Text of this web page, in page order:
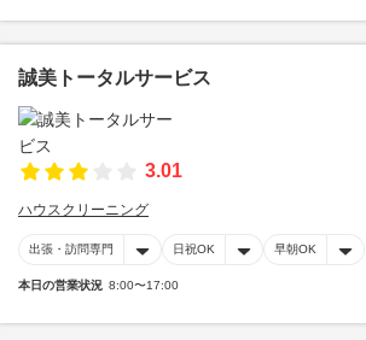
誠美トータルサービス
3.01
ハウスクリーニング
出張・訪問専門 日祝OK 早朝OK
本日の営業状況 8:00〜17:00